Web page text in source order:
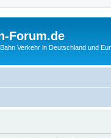
Forum.de
Verkehr in Deutschland und